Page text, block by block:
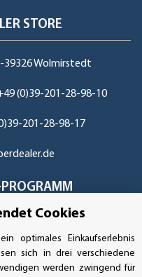
STORE
39326 Wolmirstedt
(0)39-201-28-98-10
201-28-98-17
Cookies
optimales Einkaufserlebnis
sich in drei verschiedene
werden zwingend für